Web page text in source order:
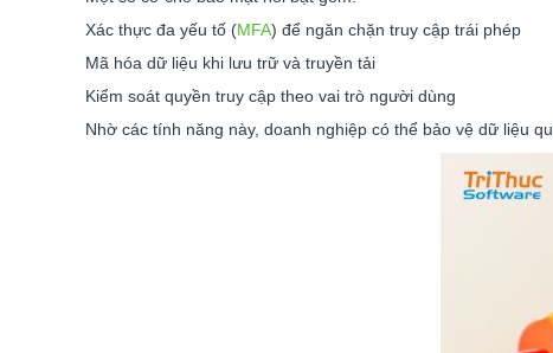
Xác thực đa yếu tố (MFA) để ngăn chặn truy cập trái phép
Mã hóa dữ liệu khi lưu trữ và truyền tải
Kiểm soát quyền truy cập theo vai trò người dùng
Nhờ các tính năng này, doanh nghiệp có thể bảo vệ dữ liệu